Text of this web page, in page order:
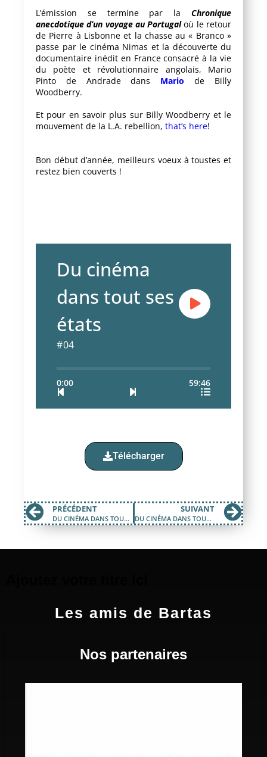
L’émission se termine par la Chronique
anecdotique d’un voyage au Portugaloù le retour
de Pierre à Lisbonne et la chasse au « Branco »
passe par le cinéma Nimas et la découverte du
documentaire inédit en France consacré à la vie
du poète et révolutionnaire angolais, Mario
Pinto de Andrade dans Mario de Billy
Woodberry.
Et pour en savoir plus sur Billy Woodberry et le
mouvement de la L.A. rebellion, that’s here!
Bon début d’année, meilleurs voeux à toustes et
restez bien couverts !
Du cinéma
dans tout ses
états
#04
0:00 59:46
Télécharger
PRÉCÉDENT
DU CINÉMA DANS TOUS SES ÉTATS #03
SUIVANT
DU CINÉMA DANS TOUS SES ÉTATS #05
Les amis de Bartas
Nos partenaires